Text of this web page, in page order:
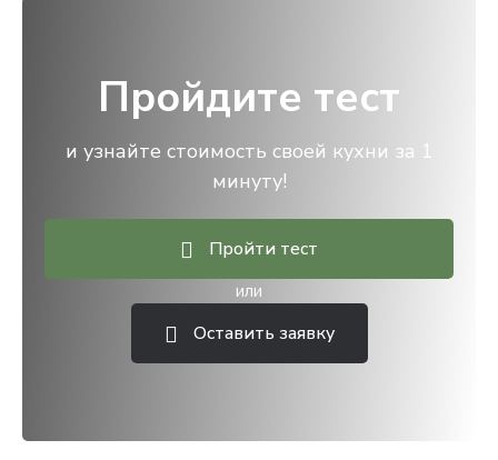
Пройдите тест
и узнайте стоимость своей кухни за 1
минуту!
Пройти тест
или
Оставить заявку